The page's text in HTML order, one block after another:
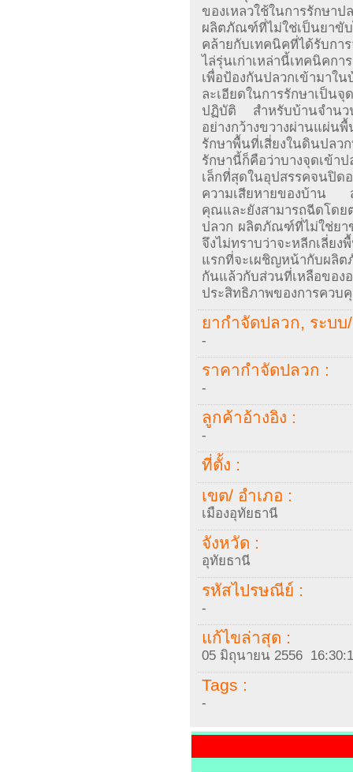
ของเหลวใช้ในการรักษา
ผลิตภัณฑ์ที่ไม่ใช่เป็นยาขั
คล้ายกับเทคนิคที่ได้รับกา
ไล่รุ่นเก่าเหล่านี้เทคนิคก
เพื่อป้องกันปลวกเข้ามาใ
ละเอียดในการรักษาเป็นจุ
ปฏิบัติ สำหรับบ้านจำนวน
อย่างกว้างขวางผ่านแผ่น
รักษาพื้นที่เสี่ยงในดินปล
รักษานี้ก็คือว่าบางจุดเข้า
เล็กที่สุดในอุปสรรคจนปิด
ความเสียหายของบ้าน
คุณและยังสามารถฉีดโด
ปลวก ผลิตภัณฑ์ที่ไม่ใช่ยา
จึงไม่ทราบว่าจะหลีกเลี่
แรกที่จะเผชิญหน้ากับผลิต
กันแล้วกับส่วนที่เหลือของ
ประสิทธิภาพของการคว
ยากำจัดปลวก, ระบ
-
ราคากำจัดปลวก :
-
ลูกค้าอ้างอิง :
-
ที่ตั้ง :
เขต/ อำเภอ :
เมืองอุทัยธานี
จังหวัด :
อุทัยธานี
รหัสไปรษณีย์ :
-
แก้ไขล่าสุด :
05 มิถุนายน 2556
Tags :
-